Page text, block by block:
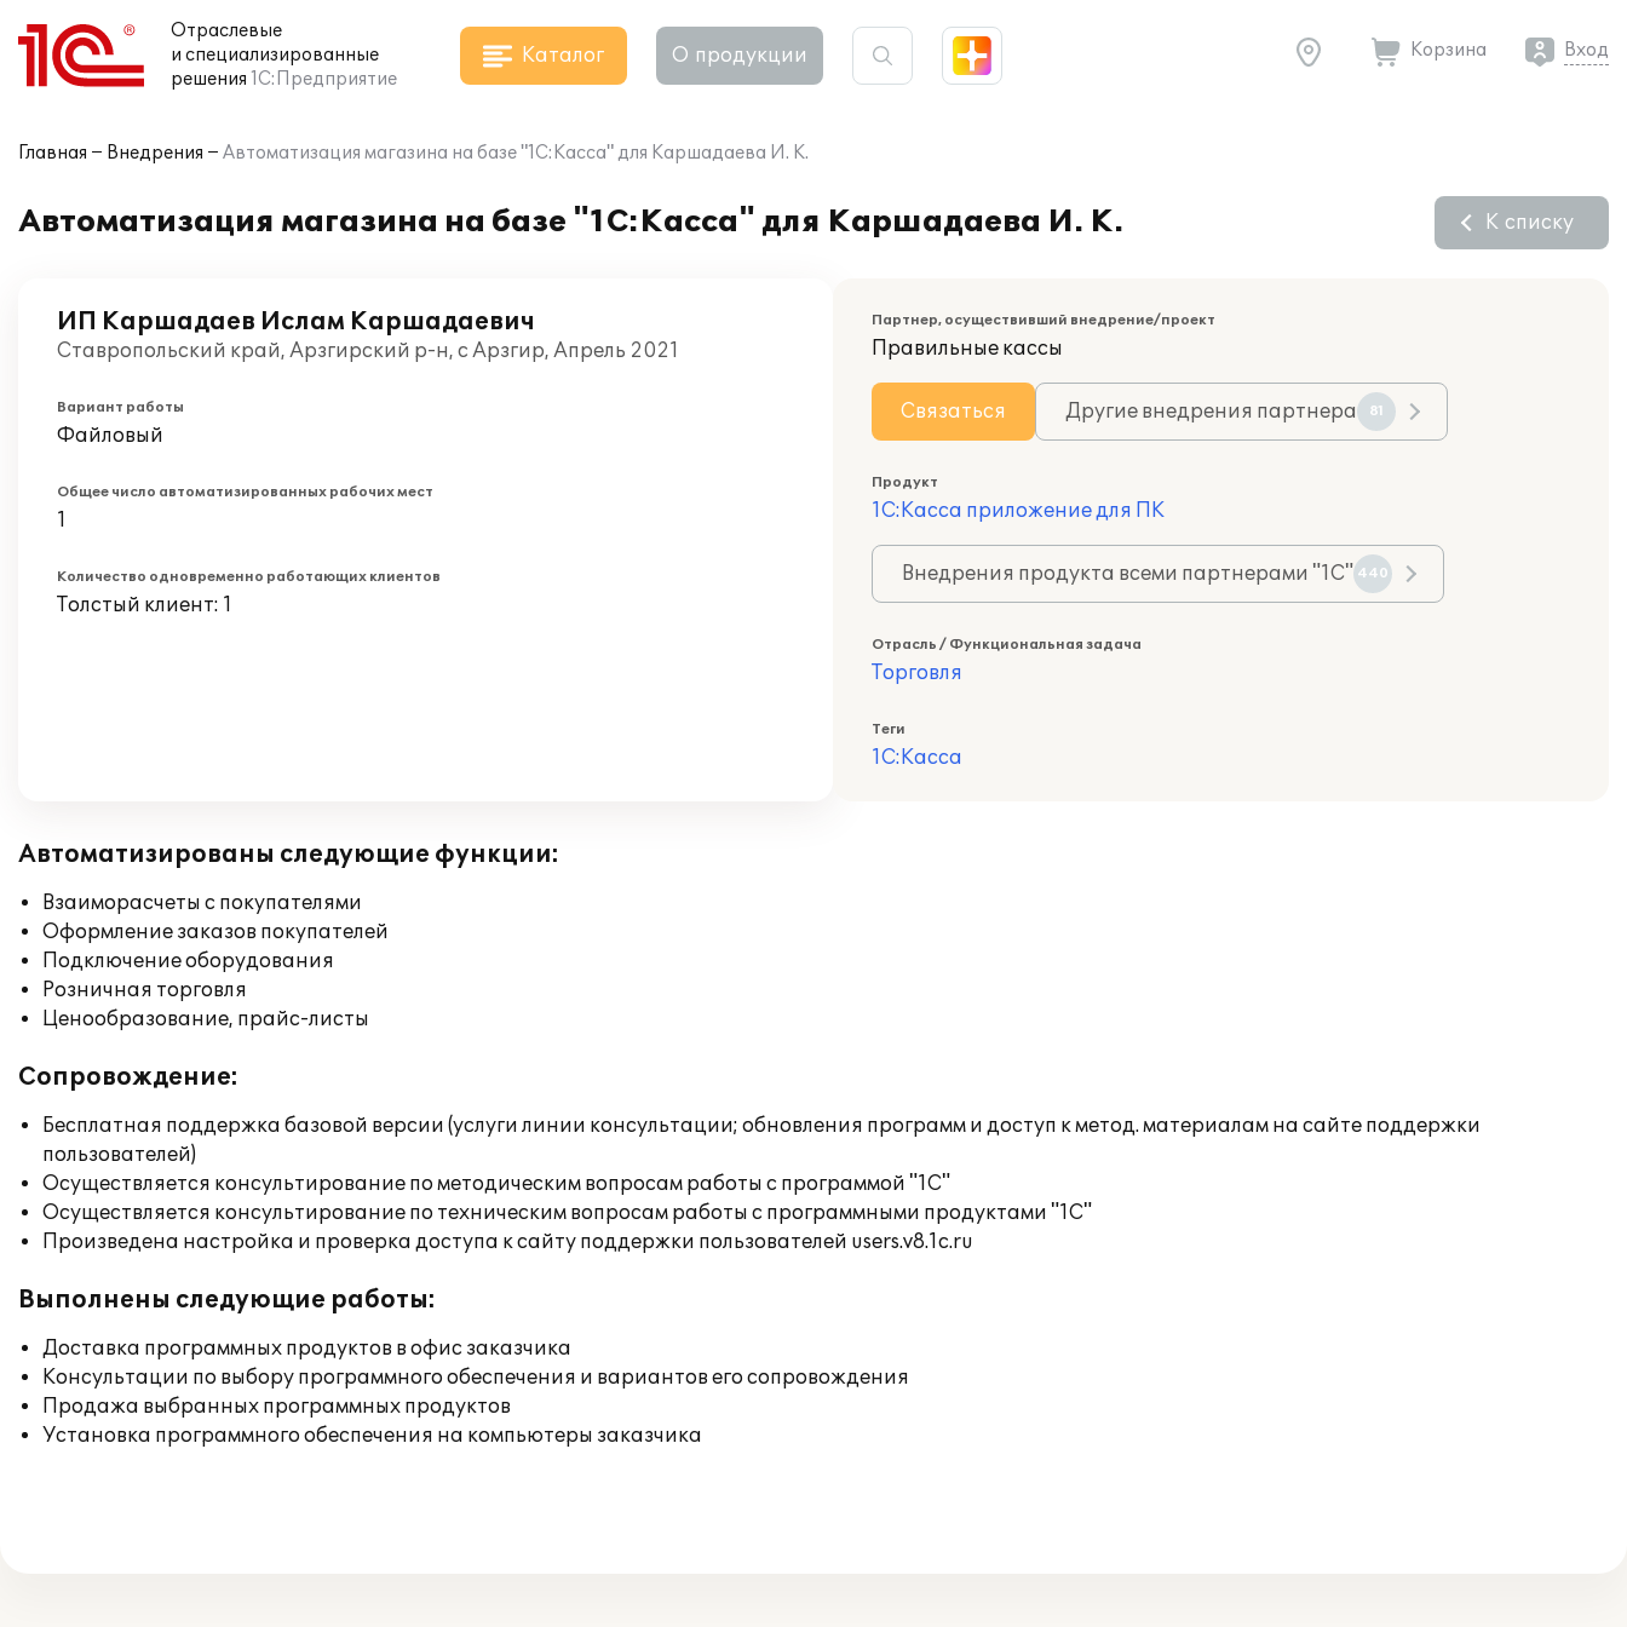
Отраслевые
и специализированные
решения 1С:Предприятие
Каталог О продукции Корзина Вход
Главная Внедрения Автоматизация магазина на базе "1С:Касса" для Каршадаева И. К.
Автоматизация магазина на базе "1С:Касса" для Каршадаева И. К. К списку
ИП Каршадаев Ислам Каршадаевич
Ставропольский край, Арзгирский р-н, с Арзгир, Апрель 2021
Вариант работы
Файловый
Общее число автоматизированных рабочих мест
1
Количество одновременно работающих клиентов
Толстый клиент: 1
Партнер, осуществивший внедрение/проект
Правильные кассы
Связаться Другие внедрения партнера 81
Продукт
1С:Касса приложение для ПК
Внедрения продукта всеми партнерами "1С" 440
Отрасль / Функциональная задача
Торговля
Теги
1С:Касса
Автоматизированы следующие функции:
Взаиморасчеты с покупателями
Оформление заказов покупателей
Подключение оборудования
Розничная торговля
Ценообразование, прайс-листы
Сопровождение:
Бесплатная поддержка базовой версии (услуги линии консультации; обновления программ и доступ к метод. материалам на сайте поддержки
пользователей)
Осуществляется консультирование по методическим вопросам работы с программой "1С"
Осуществляется консультирование по техническим вопросам работы с программными продуктами "1С"
Произведена настройка и проверка доступа к сайту поддержки пользователей users.v8.1c.ru
Выполнены следующие работы:
Доставка программных продуктов в офис заказчика
Консультации по выбору программного обеспечения и вариантов его сопровождения
Продажа выбранных программных продуктов
Установка программного обеспечения на компьютеры заказчика